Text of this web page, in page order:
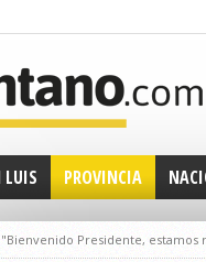
LUIS PROVINCIA
"Bienvenido Presidente,